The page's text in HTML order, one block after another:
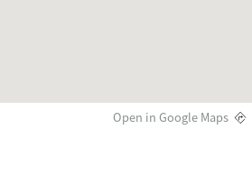
Open in Google Maps